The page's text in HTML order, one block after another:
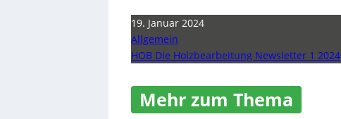
19. Januar 2024
Allgemein
HOB Die Holzbearbeitung Newsletter 1 2024
Mehr zum Thema